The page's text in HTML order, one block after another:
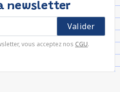
newsletter
vous acceptez nos CGU.